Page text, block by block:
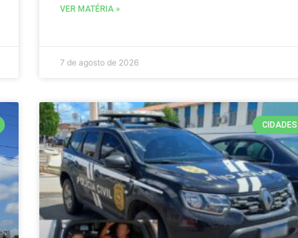
VER MATÉRIA »
7 de agosto de 2026
CIDADES